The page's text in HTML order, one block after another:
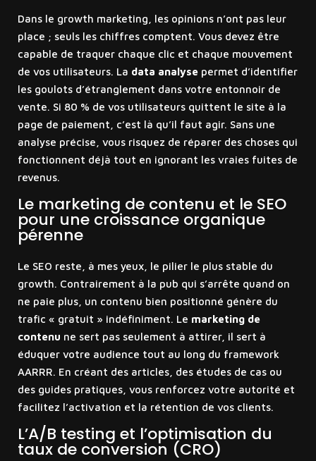
Dans le growth marketing, les opinions n’ont pas leur
place ; seuls les chiffres comptent. Vous devez être
capable de traquer chaque clic et chaque mouvement
de vos utilisateurs. La data analysepermet d’identifier
les goulots d’étranglement dans votre entonnoir de
vente. Si 80 % de vos utilisateurs quittent le site à la
page de paiement, c’est là qu’il faut agir. Sans une
analyse précise, vous risquez de réparer des choses qui
fonctionnent déjà tout en ignorant les vraies fuites de
revenus.
Le marketing de contenu et le SEO
pour une croissance organique
pérenne
Le SEO reste, à mes yeux, le pilier le plus stable du
growth. Contrairement à la pub qui s’arrête quand on
ne paie plus, un contenu bien positionné génère du
trafic « gratuit » indéfiniment. Le marketing de
contenu ne sert pas seulement à attirer, il sert à
éduquer votre audience tout au long du framework
AARRR. En créant des articles, des études de cas ou
des guides pratiques, vous renforcez votre autorité et
facilitez l’activation et la rétention de vos clients.
L’A/B testing et l’optimisation du
taux de conversion (CRO)